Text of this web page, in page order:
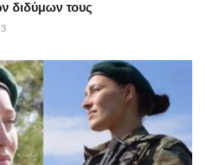
διδύμων τους